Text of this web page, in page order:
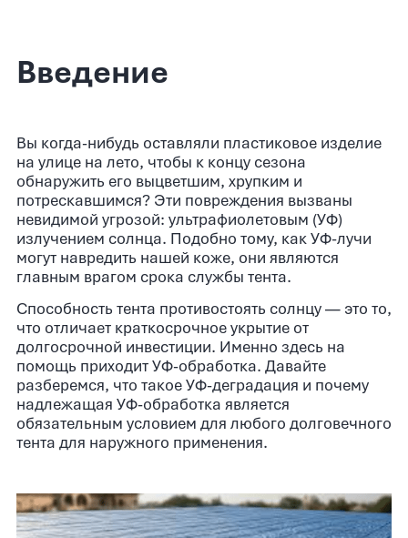
Введение
Вы когда-нибудь оставляли пластиковое изделие
на улице на лето, чтобы к концу сезона
обнаружить его выцветшим, хрупким и
потрескавшимся? Эти повреждения вызваны
невидимой угрозой: ультрафиолетовым (УФ)
излучением солнца. Подобно тому, как УФ-лучи
могут навредить нашей коже, они являются
главным врагом срока службы тента.
Способность тента противостоять солнцу — это то,
что отличает краткосрочное укрытие от
долгосрочной инвестиции. Именно здесь на
помощь приходит УФ-обработка. Давайте
разберемся, что такое УФ-деградация и почему
надлежащая УФ-обработка является
обязательным условием для любого долговечного
тента для наружного применения.